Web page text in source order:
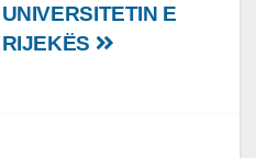
UNIVERSITETIN E
RIJEKËS